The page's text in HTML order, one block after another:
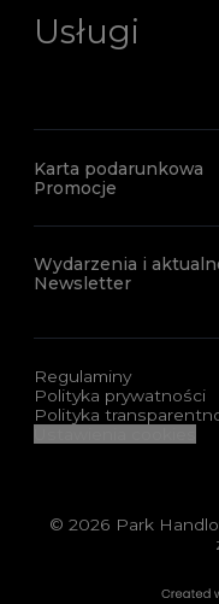
Usługi
Karta podarunkowa
Promocje
Wydarzenia i
Newsletter
Regulaminy
Polityka prywatności
Polityka
© 2026 Park